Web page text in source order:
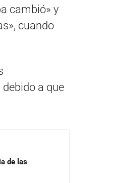
cambió» y
cuando
a que
de las